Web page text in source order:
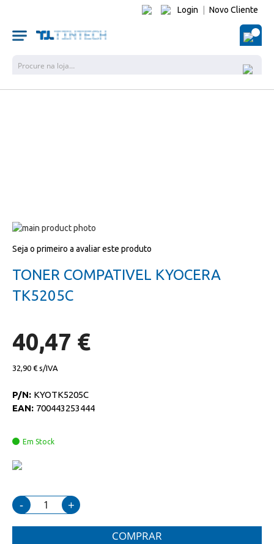
Login Novo Cliente
O
Salte
o
galeria
de
para
início
da
galeria
Seja o primeiro a avaliar este produto
TONER COMPATIVEL KYOCERA
TK5205C
40,47 €
32,90 €
P/N: KYOTK5205C
EAN: 700443253444
Em Stock
- +
COMPRAR